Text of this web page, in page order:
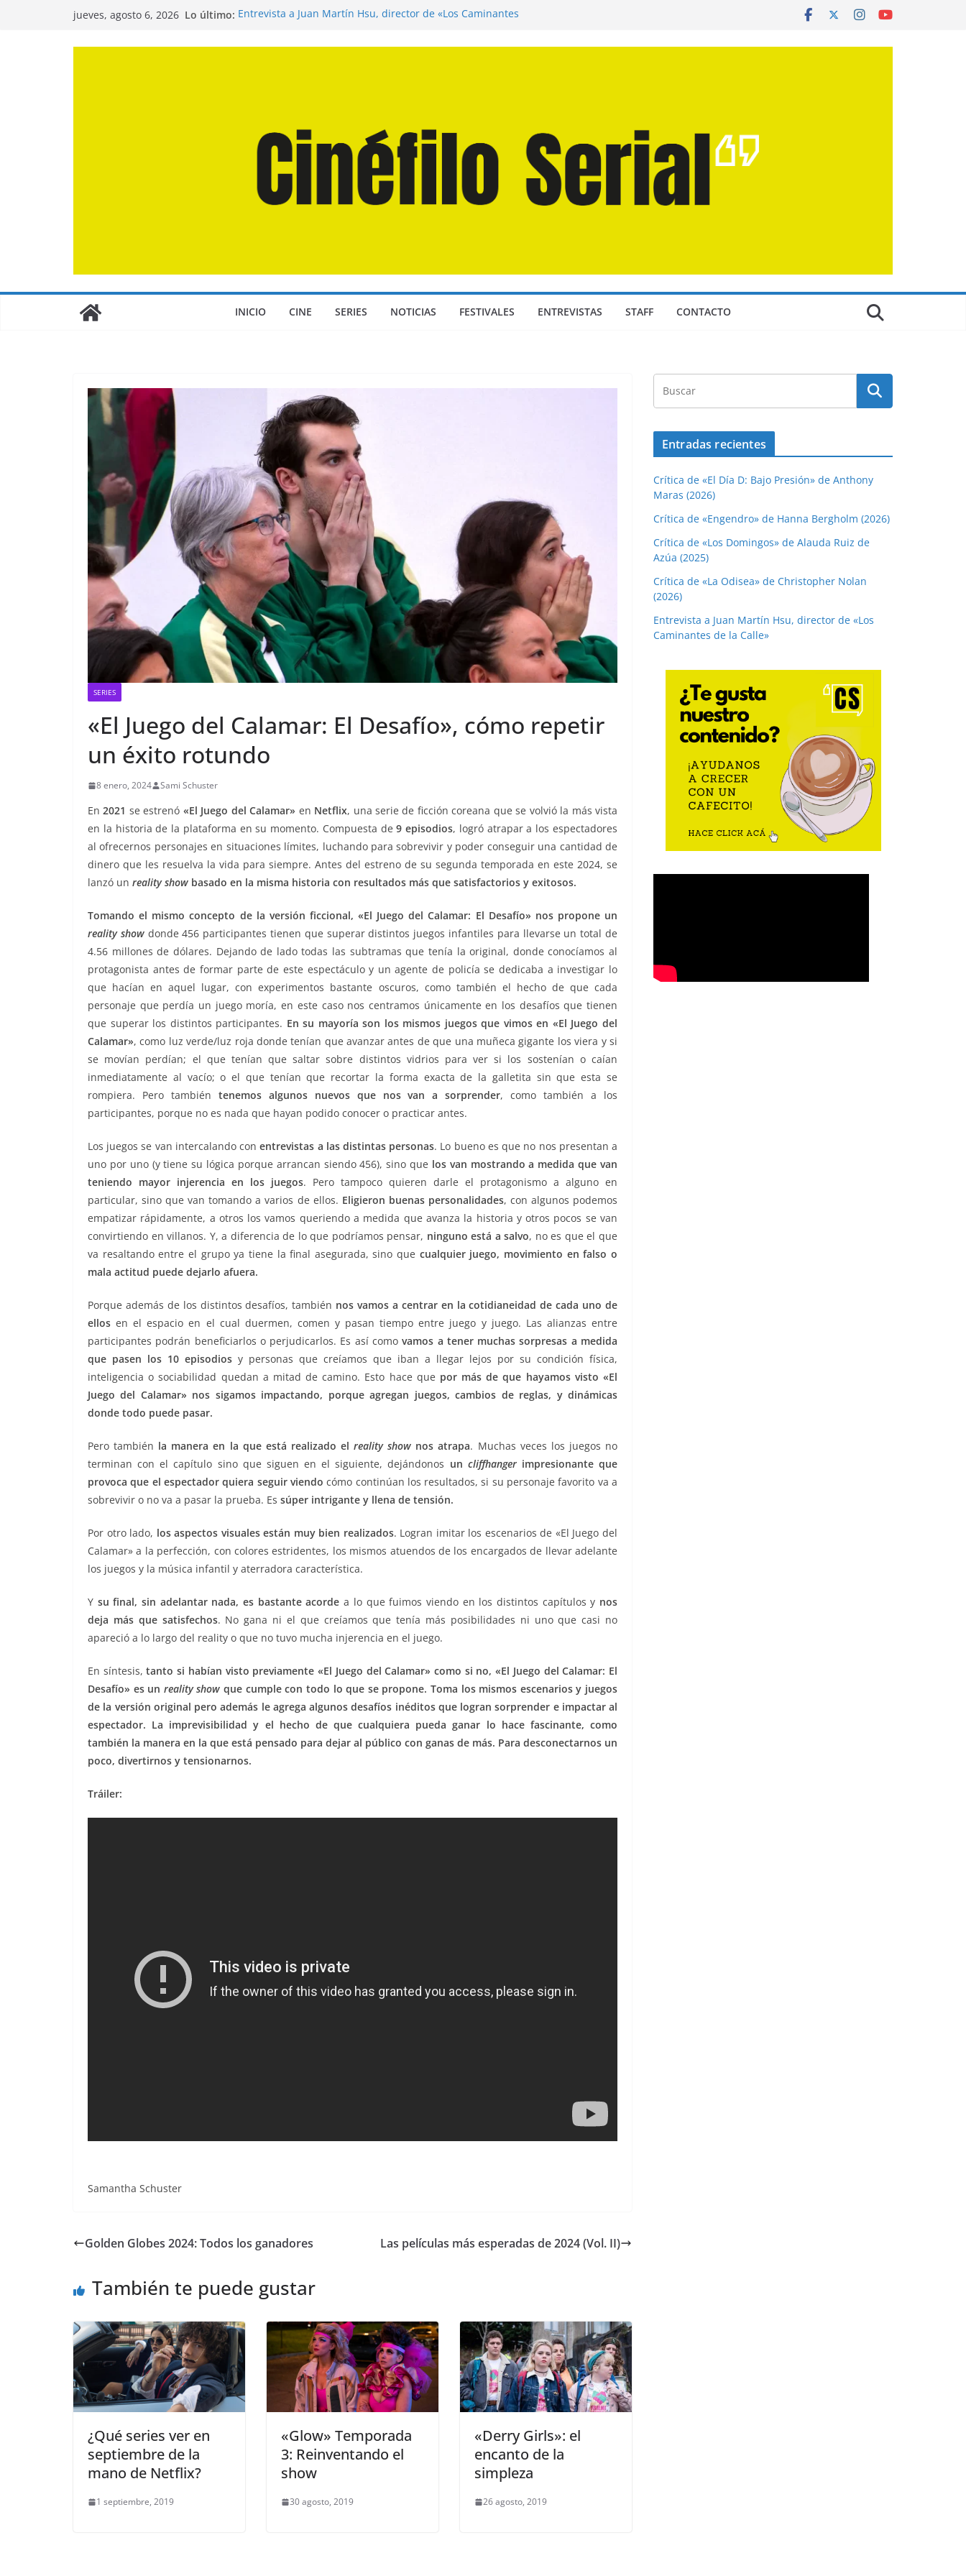
jueves, agosto 6, 2026 Lo último: Entrevista a Juan Martín Hsu, director de «Los Caminantes
INICIO CINE SERIES NOTICIAS FESTIVALES ENTREVISTAS STAFF CONTACTO
SERIES
«El Juego del Calamar: El Desafío», cómo repetir
un éxito rotundo
8 enero, 2024 Sami Schuster
En2021 se estrenó «El Juego del Calamar» en Netflix, una serie de ficción coreana que se volvió la más vista
en la historia de la plataforma en su momento. Compuesta de9 episodios, logró atrapar a los espectadores
al ofrecernos personajes en situaciones límites, luchando para sobrevivir y poder conseguir una cantidad de
dinero que les resuelva la vida para siempre. Antes del estreno de su segunda temporada en este 2024, se
lanzó un reality show basado en la misma historia con resultados más que satisfactorios y exitosos.
Tomando el mismo concepto de la versión ficcional, «El Juego del Calamar: El Desafío» nos propone un
reality showdonde 456 participantes tienen que superar distintos juegos infantiles para llevarse un total de
4.56 millones de dólares. Dejando de lado todas las subtramas que tenía la original, donde conocíamos al
protagonista antes de formar parte de este espectáculo y un agente de policía se dedicaba a investigar lo
que hacían en aquel lugar, con experimentos bastante oscuros, como también el hecho de que cada
personaje que perdía un juego moría, en este caso nos centramos únicamente en los desafíos que tienen
que superar los distintos participantes. En su mayoría son los mismos juegos que vimos en «El Juego del
Calamar», como luz verde/luz roja donde tenían que avanzar antes de que una muñeca gigante los viera y si
se movían perdían; el que tenían que saltar sobre distintos vidrios para ver si los sostenían o caían
inmediatamente al vacío; o el que tenían que recortar la forma exacta de la galletita sin que esta se
rompiera. Pero también tenemos algunos nuevos que nos van a sorprender, como también a los
participantes, porque no es nada que hayan podido conocer o practicar antes.
Los juegos se van intercalando conentrevistas a las distintas personas. Lo bueno es que no nos presentan a
uno por uno (y tiene su lógica porque arrancan siendo 456), sino que los van mostrando a medida que van
teniendo mayor injerencia en los juegos. Pero tampoco quieren darle el protagonismo a alguno en
particular, sino que van tomando a varios de ellos. Eligieron buenas personalidades, con algunos podemos
empatizar rápidamente, a otros los vamos queriendo a medida que avanza la historia y otros pocos se van
convirtiendo en villanos. Y, a diferencia de lo que podríamos pensar, ninguno está a salvo, no es que el que
va resaltando entre el grupo ya tiene la final asegurada, sino que cualquier juego, movimiento en falso o
mala actitud puede dejarlo afuera.
Porque además de los distintos desafíos, también nos vamos a centrar en la cotidianeidad de cada uno de
ellos en el espacio en el cual duermen, comen y pasan tiempo entre juego y juego. Las alianzas entre
participantes podrán beneficiarlos o perjudicarlos. Es así comovamos a tener muchas sorpresas a medida
que pasen los 10 episodios y personas que creíamos que iban a llegar lejos por su condición física,
inteligencia o sociabilidad quedan a mitad de camino. Esto hace que por más de que hayamos visto «El
Juego del Calamar» nos sigamos impactando, porque agregan juegos, cambios de reglas, y dinámicas
donde todo puede pasar.
Pero también la manera en la que está realizado elreality show nos atrapa. Muchas veces los juegos no
terminan con el capítulo sino que siguen en el siguiente, dejándonos un cliffhangerimpresionante que
provoca que el espectador quiera seguir viendo cómo continúan los resultados, si su personaje favorito va a
sobrevivir o no va a pasar la prueba. Es súper intrigante y llena de tensión.
Por otro lado, los aspectos visuales están muy bien realizados. Logran imitar los escenarios de «El Juego del
Calamar» a la perfección, con colores estridentes, los mismos atuendos de los encargados de llevar adelante
los juegos y la música infantil y aterradora característica.
Y su final, sin adelantar nada, es bastante acorde a lo que fuimos viendo en los distintos capítulos y nos
deja más que satisfechos. No gana ni el que creíamos que tenía más posibilidades ni uno que casi no
apareció a lo largo del reality o que no tuvo mucha injerencia en el juego.
En síntesis,tanto si habían visto previamente «El Juego del Calamar» como si no, «El Juego del Calamar: El
Desafío» es un reality show que cumple con todo lo que se propone. Toma los mismos escenarios y juegos
de la versión original pero además le agrega algunos desafíos inéditos que logran sorprender e impactar al
espectador. La imprevisibilidad y el hecho de que cualquiera pueda ganar lo hace fascinante, como
también la manera en la que está pensado para dejar al público con ganas de más. Para desconectarnos un
poco, divertirnos y tensionarnos.
Tráiler:
Samantha Schuster
Golden Globes 2024: Todos los ganadores Las películas más esperadas de 2024 (Vol. II)
También te puede gustar
¿Qué series ver en
septiembre de la
mano de Netflix?
1 septiembre, 2019
«Glow» Temporada
3: Reinventando el
show
30 agosto, 2019
«Derry Girls»: el
encanto de la
simpleza
26 agosto, 2019
Entradas recientes
Crítica de «El Día D: Bajo Presión» de Anthony
Maras (2026)
Crítica de «Engendro» de Hanna Bergholm (2026)
Crítica de «Los Domingos» de Alauda Ruiz de
Azúa (2025)
Crítica de «La Odisea» de Christopher Nolan
(2026)
Entrevista a Juan Martín Hsu, director de «Los
Caminantes de la Calle»